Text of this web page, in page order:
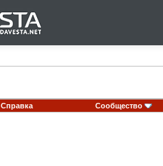
Справка Сообщество